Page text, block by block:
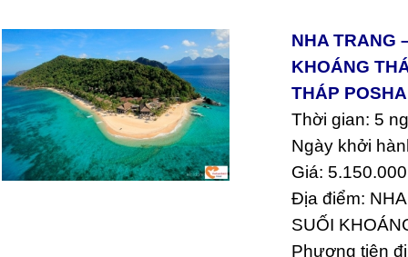
NHA TRANG
KHOÁNG
THÁP
Thời gian: 5
Ngày khởi
Giá: 5.150.000
Địa điểm:
SUỐI
Phương tiện